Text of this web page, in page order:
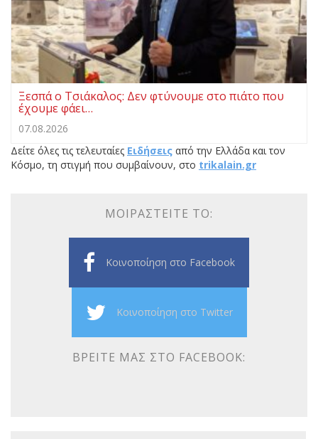
Ξεσπά ο Τσιάκαλος: Δεν φτύνουμε στο πιάτο που
έχουμε φάει…
07.08.2026
Δείτε όλες τις τελευταίες Ειδήσεις από την Ελλάδα και τον
Κόσμο, τη στιγμή που συμβαίνουν, στο trikalain.gr
ΜΟΙΡΑΣΤΕΊΤΕ ΤΟ:
Κοινοποίηση στο Facebook
Κοινοποίηση στο Twitter
ΒΡΕΊΤΕ ΜΑΣ ΣΤΟ FACEBOOK: